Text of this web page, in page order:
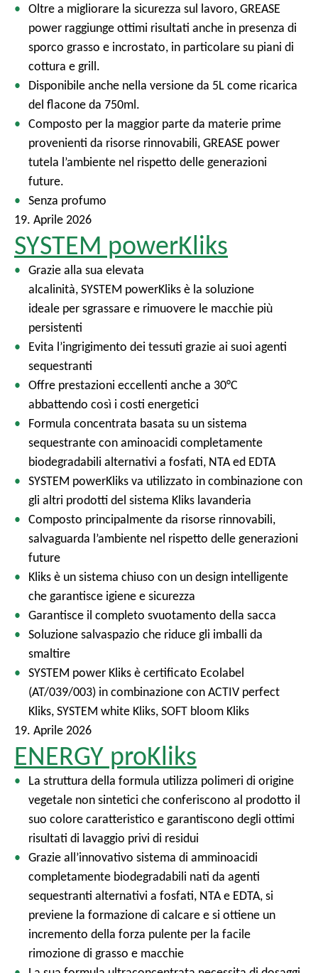
Oltre a migliorare la sicurezza sul lavoro, GREASE
power raggiunge ottimi risultati anche in presenza di
sporco grasso e incrostato, in particolare su piani di
cottura e grill.
Disponibile anche nella versione da 5L come ricarica
del flacone da 750ml.
Composto per la maggior parte da materie prime
provenienti da risorse rinnovabili, GREASE power
tutela l’ambiente nel rispetto delle generazioni
future.
Senza profumo
19. Aprile 2026
SYSTEM powerKliks
Grazie alla sua elevata
alcalinità, SYSTEM powerKliks è la soluzione
ideale per sgrassare e rimuovere le macchie più
persistenti
Evita l’ingrigimento dei tessuti grazie ai suoi agenti
sequestranti
Offre prestazioni eccellenti anche a 30°C
abbattendo così i costi energetici
Formula concentrata basata su un sistema
sequestrante con aminoacidi completamente
biodegradabili alternativi a fosfati, NTA ed EDTA
SYSTEM powerKliks va utilizzato in combinazione con
gli altri prodotti del sistema Kliks lavanderia
Composto principalmente da risorse rinnovabili,
salvaguarda l’ambiente nel rispetto delle generazioni
future
Kliks è un sistema chiuso con un design intelligente
che garantisce igiene e sicurezza
Garantisce il completo svuotamento della sacca
Soluzione salvaspazio che riduce gli imballi da
smaltire
SYSTEM power Kliks è certificato Ecolabel
(AT/039/003) in combinazione con ACTIV perfect
Kliks, SYSTEM white Kliks, SOFT bloom Kliks
19. Aprile 2026
ENERGY proKliks
La struttura della formula utilizza polimeri di origine
vegetale non sintetici che conferiscono al prodotto il
suo colore caratteristico e garantiscono degli ottimi
risultati di lavaggio privi di residui
​Grazie all’innovativo sistema di amminoacidi
completamente biodegradabili nati da agenti
sequestranti alternativi a fosfati, NTA e EDTA, si
previene la formazione di calcare e si ottiene un
incremento della forza pulente per la facile
rimozione di grasso e macchie